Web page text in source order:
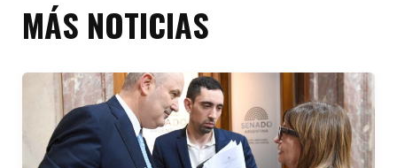
MÁS NOTICIAS